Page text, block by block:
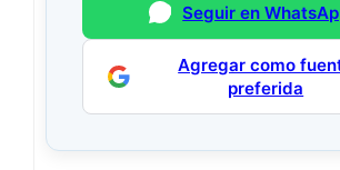
Seguir en
Agregar como
preferida